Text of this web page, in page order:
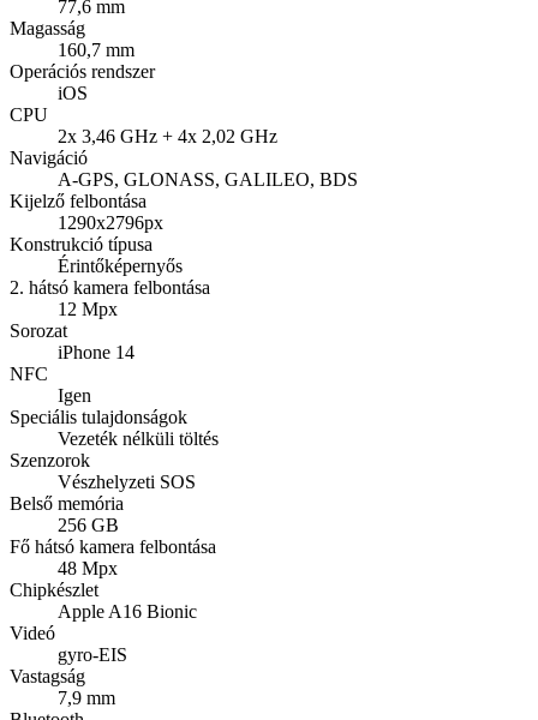
77,6 mm
Magasság
160,7 mm
Operációs rendszer
iOS
CPU
2x 3,46 GHz + 4x 2,02 GHz
Navigáció
A-GPS, GLONASS, GALILEO, BDS
Kijelző felbontása
1290x2796px
Konstrukció típusa
Érintőképernyős
2. hátsó kamera felbontása
12 Mpx
Sorozat
iPhone 14
NFC
Igen
Speciális tulajdonságok
Vezeték nélküli töltés
Szenzorok
Vészhelyzeti SOS
Belső memória
256 GB
Fő hátsó kamera felbontása
48 Mpx
Chipkészlet
Apple A16 Bionic
Videó
gyro-EIS
Vastagság
7,9 mm